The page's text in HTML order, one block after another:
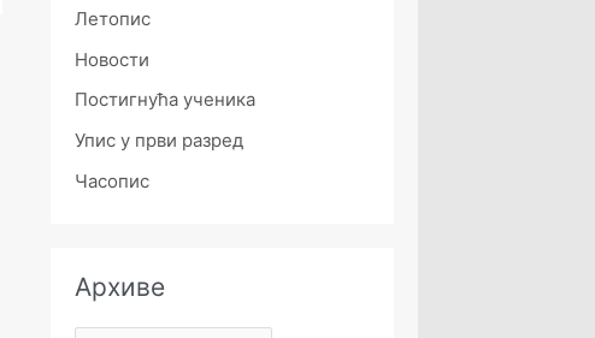
Летопис
Новости
Постигнућа ученика
Упис у први разред
Часопис
Архиве